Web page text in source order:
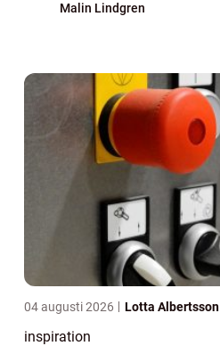
Malin Lindgren
04 augusti 2026 Lotta Albertsson
inspiration